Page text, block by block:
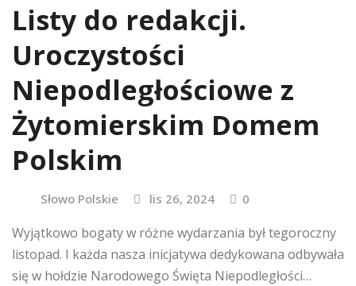
Listy do redakcji.
Uroczystości
Niepodległościowe z
Żytomierskim Domem
Polskim
Słowo Polskie lis 26, 2024 0
Wyjątkowo bogaty w różne wydarzania był tegoroczny
listopad. I każda nasza inicjatywa dedykowana odbywała
się w hołdzie Narodowego Święta Niepodległości…